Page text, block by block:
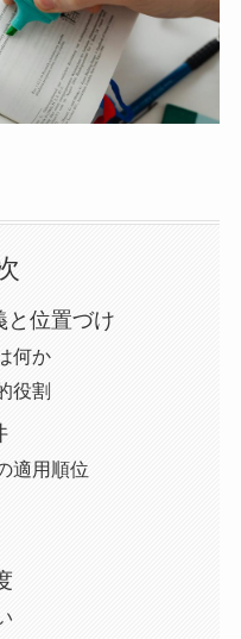
と位置づけ
何か
役割
適用順位